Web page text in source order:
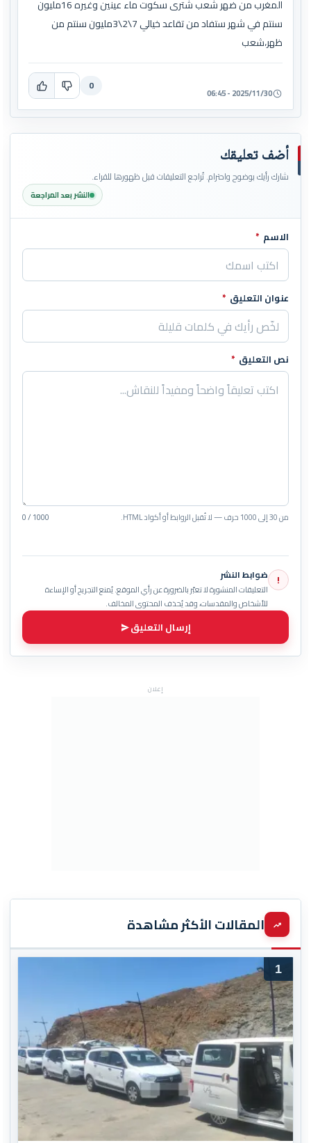
المغرب من ضهر شعب شترى سكوت ماء عينين وغيره 16مليون
سنتم في شهر ستفاد من تقاعد خيالي 7\2\3مليون سنتم من
ظهر،شعب
2025/11/30 - 06:45
0
أضف تعليقك
شارك رأيك بوضوح واحترام. تُراجع التعليقات قبل ظهورها للقراء.
النشر بعد المراجعة
اترك هذا الحقل فارغاً
الاسم *
عنوان التعليق *
نص التعليق *
من 30 إلى 1000 حرف — لا تُقبل الروابط أو أكواد HTML. 0 / 1000
! ضوابط النشر
التعليقات المنشورة لا تعبّر بالضرورة عن رأي الموقع. يُمنع التجريح أو الإساءة
للأشخاص والمقدسات، وقد يُحذف المحتوى المخالف.
إرسال التعليق
إعلان
المقالات الأكثر مشاهدة
1